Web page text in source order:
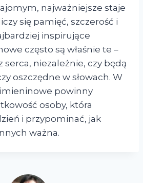
najważniejsze staje
się pamięć, szczerość i
inspirujące
często są właśnie te –
serca, niezależnie, czy będą
oszczędne w słowach. W
powinny
osoby, która
i przypominać, jak
ważna.